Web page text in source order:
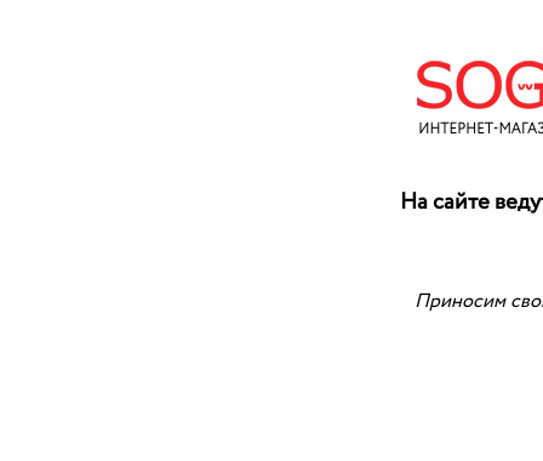
На сайте
Приносим